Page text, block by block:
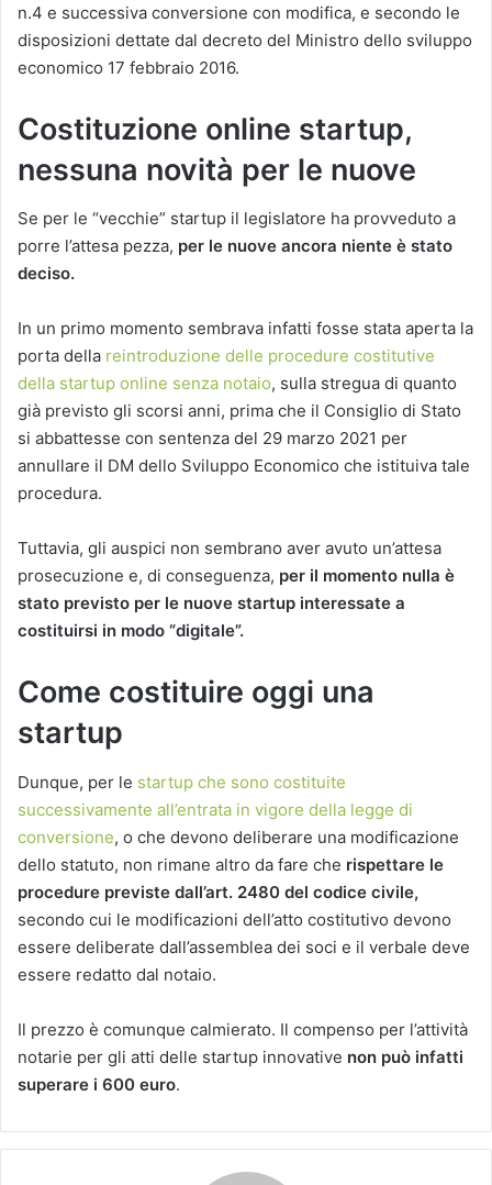
n.4 e successiva conversione con modifica, e secondo le
disposizioni dettate dal decreto del Ministro dello sviluppo
economico 17 febbraio 2016.
Costituzione online startup,
nessuna novità per le nuove
Se per le “vecchie” startup il legislatore ha provveduto a
porre l’attesa pezza, per le nuove ancora niente è stato
deciso.
In un primo momento sembrava infatti fosse stata aperta la
porta della reintroduzione delle procedure costitutive
della startup online senza notaio, sulla stregua di quanto
già previsto gli scorsi anni, prima che il Consiglio di Stato
si abbattesse con sentenza del 29 marzo 2021 per
annullare il DM dello Sviluppo Economico che istituiva tale
procedura.
Tuttavia, gli auspici non sembrano aver avuto un’attesa
prosecuzione e, di conseguenza, per il momento nulla è
stato previsto per le nuove startup interessate a
costituirsi in modo “digitale”.
Come costituire oggi una
startup
Dunque, per le startup che sono costituite
successivamente all’entrata in vigore della legge di
conversione, o che devono deliberare una modificazione
dello statuto, non rimane altro da fare che rispettare le
procedure previste dall’art. 2480 del codice civile,
secondo cui le modificazioni dell’atto costitutivo devono
essere deliberate dall’assemblea dei soci e il verbale deve
essere redatto dal notaio.
Il prezzo è comunque calmierato. Il compenso per l’attività
notarie per gli atti delle startup innovative non può infatti
superare i 600 euro.